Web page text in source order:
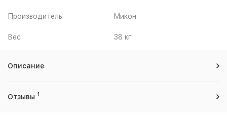
Производитель Микон
Вес 38 кг
Описание
Отзывы 1